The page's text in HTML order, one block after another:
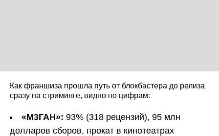
Как франшиза прошла путь от блокбастера до релиза
сразу на стриминге, видно по цифрам:
«М3ГАН»: 93% (318 рецензий), 95 млн
долларов сборов, прокат в кинотеатрах